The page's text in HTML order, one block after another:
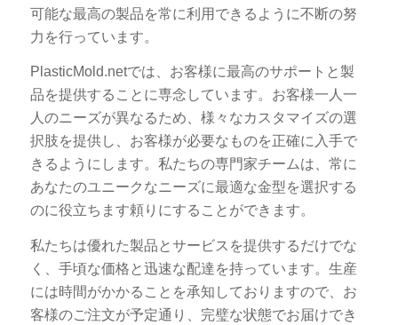
可能な最高の製品を常に利用できるように不断の努
力を行っています。
PlasticMold.netでは、お客様に最高のサポートと製
品を提供することに専念しています。お客様一人一
人のニーズが異なるため、様々なカスタマイズの選
択肢を提供し、お客様が必要なものを正確に入手で
きるようにします。私たちの専門家チームは、常に
あなたのユニークなニーズに最適な金型を選択する
のに役立ちます頼りにすることができます。
私たちは優れた製品とサービスを提供するだけでな
く、手頃な価格と迅速な配達を持っています。生産
には時間がかかることを承知しておりますので、お
客様のご注文が予定通り、完璧な状態でお届けでき